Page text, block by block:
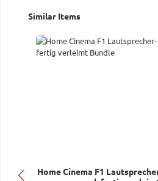
Produktgalerie überspringen
Similar Items
Home Cinema F1